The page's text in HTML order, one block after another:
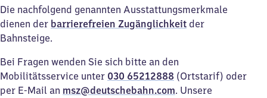
Die nachfolgend genannten Ausstattungsmerkmale
dienen der barrierefreien Zugänglichkeit der
Bahnsteige.
Bei Fragen wenden Sie sich bitte an den
Mobilitätsservice unter 030 65212888 (Ortstarif) oder
per E-Mail an msz@deutschebahn.com. Unsere